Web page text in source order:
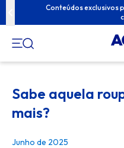
conteúdo
Conteúdos exclusivos
Sabe aquela
mais?
Junho de 2025